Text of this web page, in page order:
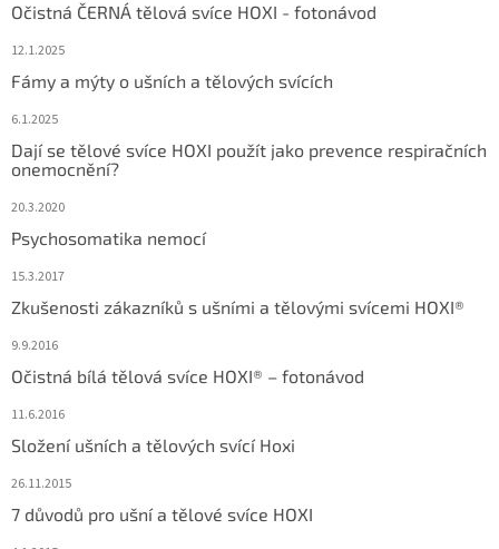
Očistná ČERNÁ tělová svíce HOXI - fotonávod
12.1.2025
Fámy a mýty o ušních a tělových svících
6.1.2025
Dají se tělové svíce HOXI použít jako prevence respiračních
onemocnění?
20.3.2020
Psychosomatika nemocí
15.3.2017
Zkušenosti zákazníků s ušními a tělovými svícemi HOXI®
9.9.2016
Očistná bílá tělová svíce HOXI® – fotonávod
11.6.2016
Složení ušních a tělových svící Hoxi
26.11.2015
7 důvodů pro ušní a tělové svíce HOXI